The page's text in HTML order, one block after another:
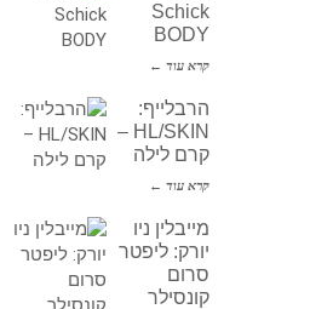
Schick
BODY
קרא עוד ←
הרבלייף:
HL/SKIN –
קרם לילה
קרא עוד ←
מייבלין ניו
יורק: ליפטר
סרום
קונסילר